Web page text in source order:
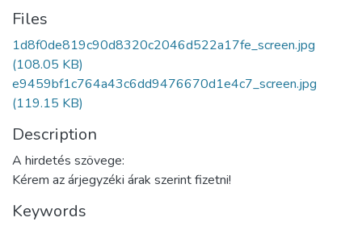
Files
1d8f0de819c90d8320c2046d522a17fe_screen.jpg
(108.05 KB)
e9459bf1c764a43c6dd9476670d1e4c7_screen.jpg
(119.15 KB)
Description
A hirdetés szövege:
Kérem az árjegyzéki árak szerint fizetni!
Keywords